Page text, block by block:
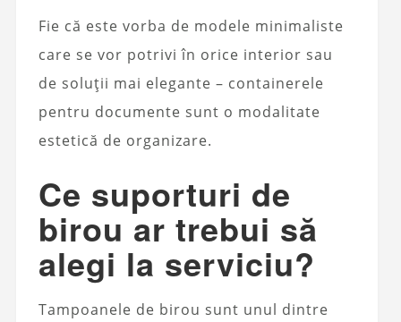
Fie că este vorba de modele minimaliste
care se vor potrivi în orice interior sau
de soluții mai elegante – containerele
pentru documente sunt o modalitate
estetică de organizare.
Ce suporturi de
birou ar trebui să
alegi la serviciu?
Tampoanele de birou sunt unul dintre